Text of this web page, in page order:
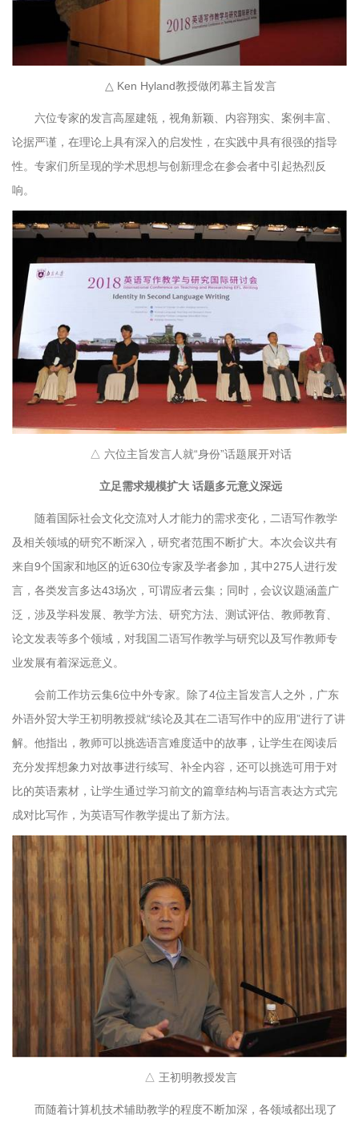
△ Ken Hyland教授做闭幕主旨发言
六位专家的发言高屋建瓴，视角新颖、内容翔实、案例丰富、
论据严谨，在理论上具有深入的启发性，在实践中具有很强的指导
性。专家们所呈现的学术思想与创新理念在参会者中引起热烈反
响。
△ 六位主旨发言人就“身份”话题展开对话
立足需求规模扩大 话题多元意义深远
随着国际社会文化交流对人才能力的需求变化，二语写作教学
及相关领域的研究不断深入，研究者范围不断扩大。本次会议共有
来自9个国家和地区的近630位专家及学者参加，其中275人进行发
言，各类发言多达43场次，可谓应者云集；同时，会议议题涵盖广
泛，涉及学科发展、教学方法、研究方法、测试评估、教师教育、
论文发表等多个领域，对我国二语写作教学与研究以及写作教师专
业发展有着深远意义。
会前工作坊云集6位中外专家。除了4位主旨发言人之外，广东
外语外贸大学王初明教授就“续论及其在二语写作中的应用”进行了讲
解。他指出，教师可以挑选语言难度适中的故事，让学生在阅读后
充分发挥想象力对故事进行续写、补全内容，还可以挑选可用于对
比的英语素材，让学生通过学习前文的篇章结构与语言表达方式完
成对比写作，为英语写作教学提出了新方法。
△ 王初明教授发言
而随着计算机技术辅助教学的程度不断加深，各领域都出现了